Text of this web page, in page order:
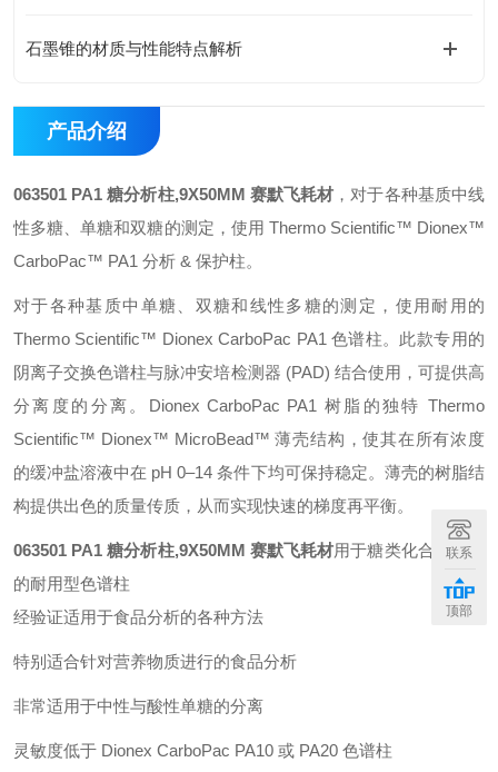
石墨锥的材质与性能特点解析
产品介绍
063501 PA1 糖分析柱,9X50MM 赛默飞耗材 ，对于各种基质中线
性多糖、单糖和双糖的测定，使用 Thermo Scientific™ Dionex™
CarboPac™ PA1 分析 & 保护柱。
对于各种基质中单糖、双糖和线性多糖的测定，使用耐用的
Thermo Scientific™ Dionex CarboPac PA1 色谱柱。此款专用的
阴离子交换色谱柱与脉冲安培检测器 (PAD) 结合使用，可提供高
分离度的分离。Dionex CarboPac PA1 树脂的独特 Thermo
Scientific™ Dionex™ MicroBead™ 薄壳结构，使其在所有浓度
的缓冲盐溶液中在 pH 0–14 条件下均可保持稳定。薄壳的树脂结
构提供出色的质量传质，从而实现快速的梯度再平衡。
063501 PA1 糖分析柱,9X50MM 赛默飞耗材用于糖类化合物分离
的耐用型色谱柱
经验证适用于食品分析的各种方法
特别适合针对营养物质进行的食品分析
非常适用于中性与酸性单糖的分离
灵敏度低于 Dionex CarboPac PA10 或 PA20 色谱柱
联系
顶部